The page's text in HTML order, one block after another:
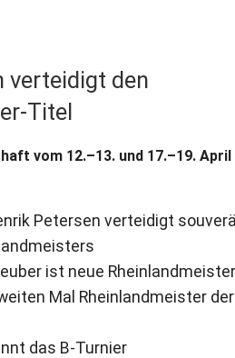
verteidigt den
Titel
vom 12.–13. und 17.–19. April
Petersen verteidigt
ist neue
Mal Rheinlandmeister der
das B-Turnier